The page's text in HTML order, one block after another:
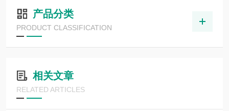
产品分类
PRODUCT CLASSIFICATION
相关文章
RELATED ARTICLES